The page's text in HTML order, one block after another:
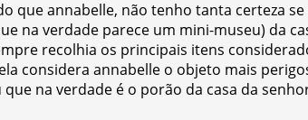
que annabelle, não tenho tanta certeza
na verdade parece um mini-museu) da
recolhia os principais itens
considera annabelle o objeto mais
na verdade é o porão da casa da